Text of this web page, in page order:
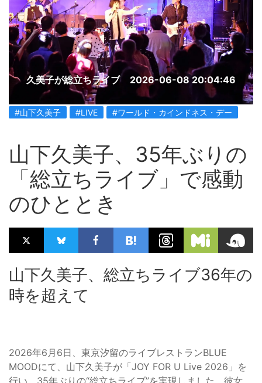
久美子が総立ちライブ 2026-06-08 20:04:46
#山下久美子 #LIVE #ワールド・カインドネス・デー
山下久美子、35年ぶりの
「総立ちライブ」で感動
のひととき
山下久美子、総立ちライブ36年の
時を超えて
2026年6月6日、東京汐留のライブレストランBLUE
MOODにて、山下久美子が「JOY FOR U Live 2026」を